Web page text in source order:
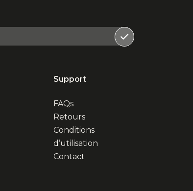
Support
FAQs
Retours
Conditions
d’utilisation
Contact